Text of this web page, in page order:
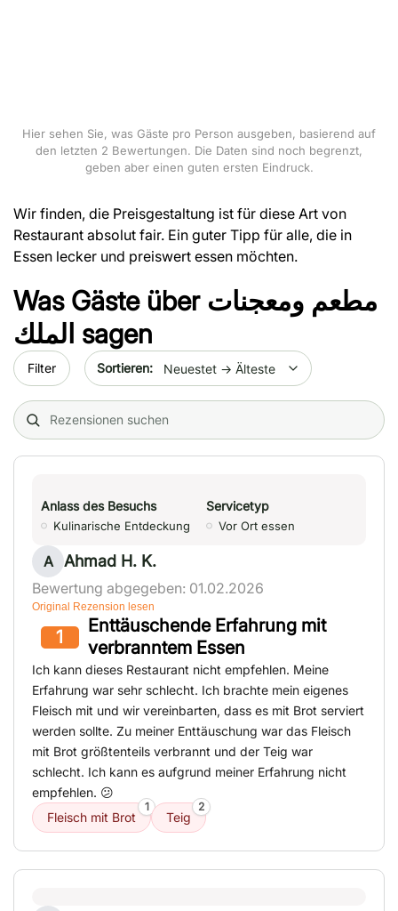
Hier sehen Sie, was Gäste pro Person ausgeben, basierend auf
den letzten 2 Bewertungen. Die Daten sind noch begrenzt,
geben aber einen guten ersten Eindruck.
Wir finden, die Preisgestaltung ist für diese Art von
Restaurant absolut fair. Ein guter Tipp für alle, die in
Essen lecker und preiswert essen möchten.
Was Gäste über مطعم ومعجنات
الملك sagen
Filter Sort by date
Search (title/text)
Anlass des Besuchs
Kulinarische Entdeckung
Servicetyp
Vor Ort essen
A Ahmad H. K.
Bewertung abgegeben: 01.02.2026
Original Rezension lesen
1
Enttäuschende Erfahrung mit
verbranntem Essen
Ich kann dieses Restaurant nicht empfehlen. Meine
Erfahrung war sehr schlecht. Ich brachte mein eigenes
Fleisch mit und wir vereinbarten, dass es mit Brot serviert
werden sollte. Zu meiner Enttäuschung war das Fleisch
mit Brot größtenteils verbrannt und der Teig war
schlecht. Ich kann es aufgrund meiner Erfahrung nicht
empfehlen. 😕
Fleisch mit Brot
1
Teig
2